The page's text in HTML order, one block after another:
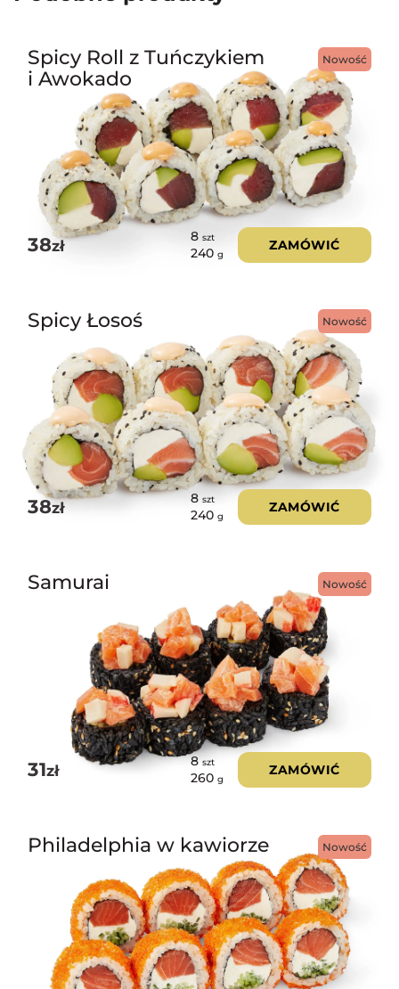
Nowość
Spicy Roll z Tuńczykiem
i Awokado
38zł
8 szt
240 g
ZAMÓWIĆ
Nowość
Spicy Łosoś
38zł
8 szt
240 g
ZAMÓWIĆ
Nowość
Samurai
31zł
8szt
260 g
ZAMÓWIĆ
Nowość
Philadelphia w kawiorze